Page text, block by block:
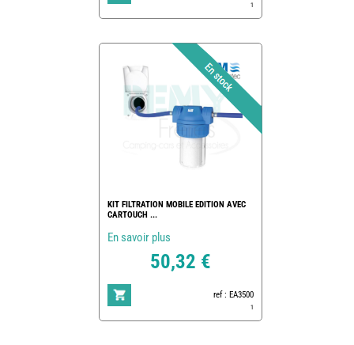
1
KIT FILTRATION MOBILE EDITION AVEC
CARTOUCH ...
En savoir plus
50,32 €
ref : EA3500
1